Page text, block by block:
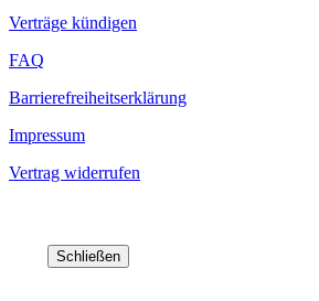
Verträge kündigen
FAQ
Barrierefreiheitserklärung
Impressum
Vertrag widerrufen
Schließen